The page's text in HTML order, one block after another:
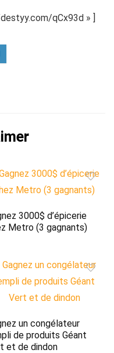
qCx93d » ]
3000$ d’épicerie
Metro (3 gagnants)
un congélateur
de produits Géant
et de dindon